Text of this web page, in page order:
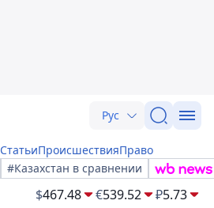
Рус
СтатьиПроисшествияПраво
#Казахстан в сравнении
$467.48 €539.52 ₽5.73